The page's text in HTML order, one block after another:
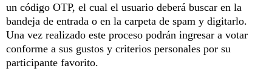
un código OTP, el cual el usuario deberá buscar en la
bandeja de entrada o en la carpeta de spam y digitarlo.
Una vez realizado este proceso podrán ingresar a votar
conforme a sus gustos y criterios personales por su
participante favorito.